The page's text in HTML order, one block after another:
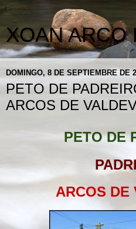
XOAN ARCO
DOMINGO, 8 DE SEPTIEMBRE DE
PETO DE
ARCOS DE
PETO DE
ARCOS DE